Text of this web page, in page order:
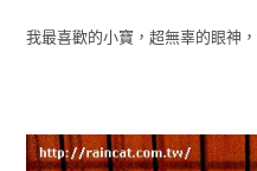
我最喜歡的小寶，超無辜的眼神